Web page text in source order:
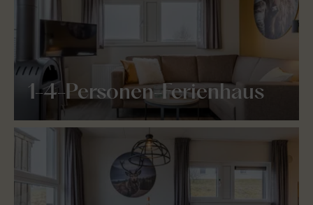
1-4-Personen-Ferienhaus